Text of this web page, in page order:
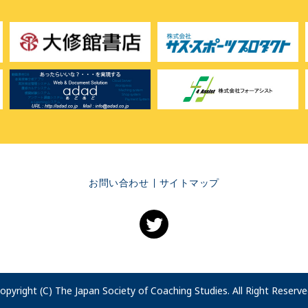
お問い合わせ サイトマップ
(C) The Japan Society of Coaching Studies. All Right